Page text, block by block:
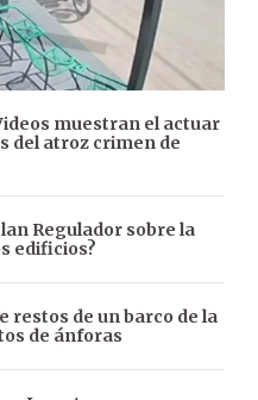
muestran el actuar
del atroz crimen de
Regulador sobre la
edificios?
restos de un barco de la
de ánforas